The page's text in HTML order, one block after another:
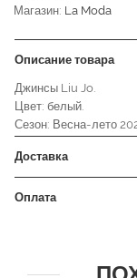
Магазин: La Moda
Описание товара
Джинсы Liu Jo.
Цвет: белый.
Сезон: Весна-лето
Доставка
Оплата